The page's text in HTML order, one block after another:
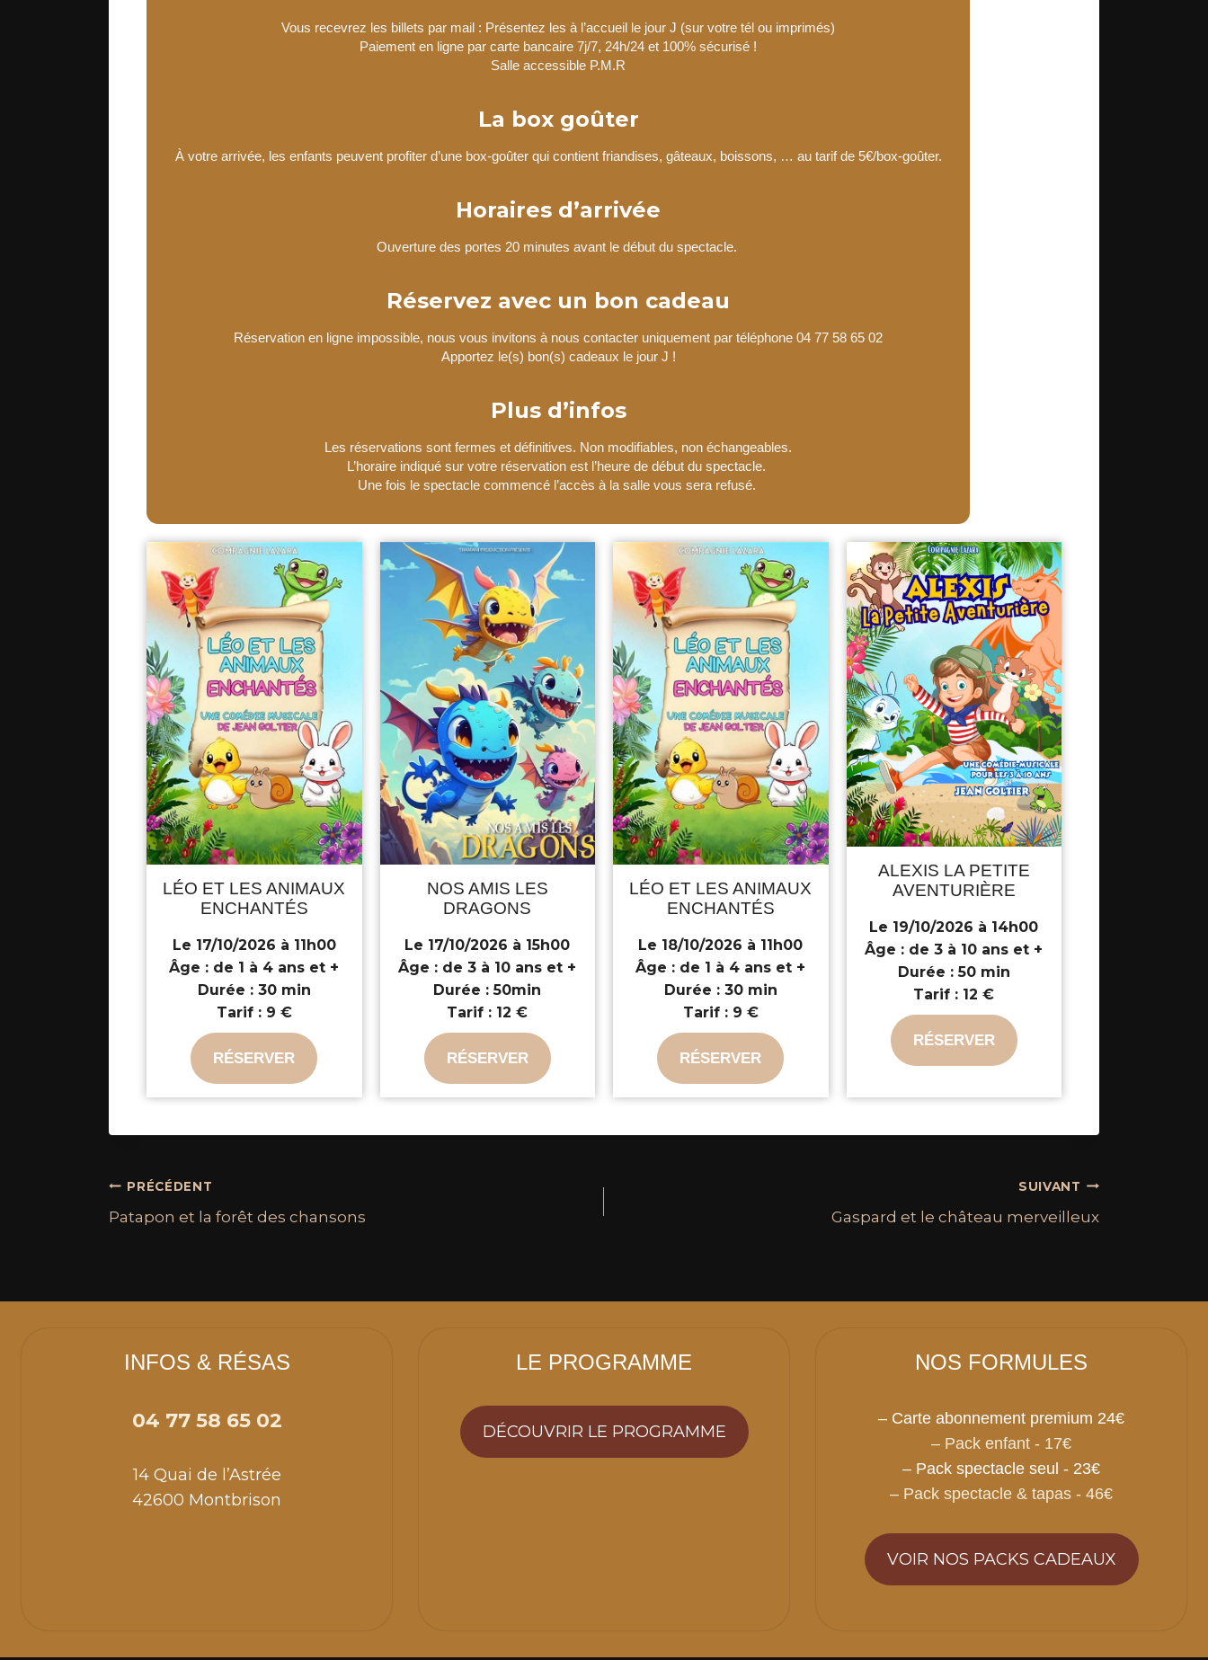
Vous recevrez les billets par mail : Présentez les à l’accueil le jour J (sur votre tél ou imprimés)
Paiement en ligne par carte bancaire 7j/7, 24h/24 et 100% sécurisé !
Salle accessible P.M.R
La box goûter
À votre arrivée, les enfants peuvent profiter d’une box-goûter qui contient friandises, gâteaux, boissons, … au tarif de 5€/box-goûter.
Horaires d’arrivée
Ouverture des portes 20 minutes avant le début du spectacle.
Réservez avec un bon cadeau
Réservation en ligne impossible, nous vous invitons à nous contacter uniquement par téléphone 04 77 58 65 02
Apportez le(s) bon(s) cadeaux le jour J !
Plus d’infos
Les réservations sont fermes et définitives. Non modifiables, non échangeables.
L’horaire indiqué sur votre réservation est l’heure de début du spectacle.
Une fois le spectacle commencé l’accès à la salle vous sera refusé.
LÉO ET LES ANIMAUX
ENCHANTÉS
Le 17/10/2026 à 11h00
Âge : de 1 à 4 ans et +
Durée :30 min
Tarif :9 €
RÉSERVER
NOS AMIS LES
DRAGONS
Le 17/10/2026 à 15h00
Âge : de 3 à 10 ans et +
Durée : 50min
Tarif : 12 €
RÉSERVER
LÉO ET LES ANIMAUX
ENCHANTÉS
Le 18/10/2026 à 11h00
Âge : de 1 à 4 ans et +
Durée :30 min
Tarif :9 €
RÉSERVER
ALEXIS LA PETITE
AVENTURIÈRE
Le 19/10/2026 à 14h00
Âge : de 3 à 10 ans et +
Durée :50 min
Tarif : 12 €
RÉSERVER
PRÉCÉDENT
Patapon et la forêt des chansons
SUIVANT
Gaspard et le château merveilleux
INFOS & RÉSAS
04 77 58 65 02
14 Quai de l’Astrée
42600 Montbrison
LE PROGRAMME
DÉCOUVRIR LE PROGRAMME
NOS FORMULES
– Carte abonnement premium 24€
– Pack enfant - 17€
– Pack spectacle seul - 23€
– Pack spectacle & tapas - 46€
VOIR NOS PACKS CADEAUX